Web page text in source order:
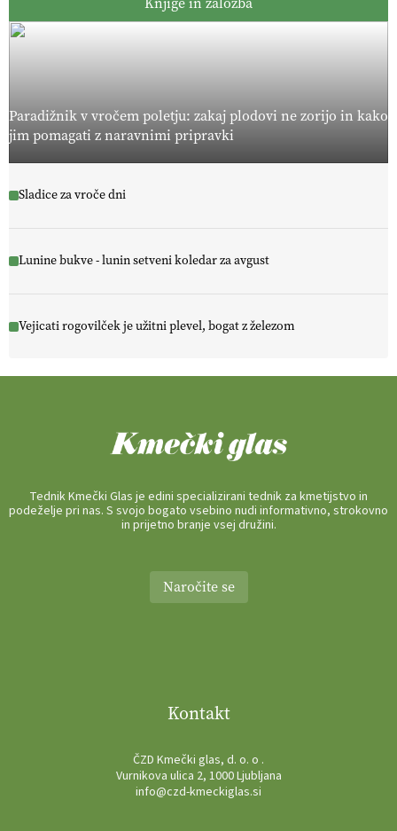
Paradižnik v vročem poletju: zakaj plodovi ne zorijo in kako
jim pomagati z naravnimi pripravki
Sladice za vroče dni
Lunine bukve - lunin setveni koledar za avgust
Vejicati rogovilček je užitni plevel, bogat z železom
Tednik Kmečki Glas je edini specializirani tednik za kmetijstvo in
podeželje pri nas. S svojo bogato vsebino nudi informativno, strokovno
in prijetno branje vsej družini.
Naročite se
Kontakt
ČZD Kmečki glas, d. o. o .
Vurnikova ulica 2, 1000 Ljubljana
info@czd-kmeckiglas.si